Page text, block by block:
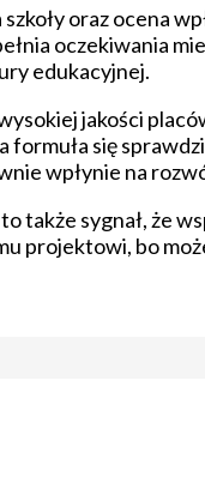
oraz ocena
oczekiwania
edukacyjnej.
jakości
się
wpłynie na
także sygnał, że
projektowi, bo